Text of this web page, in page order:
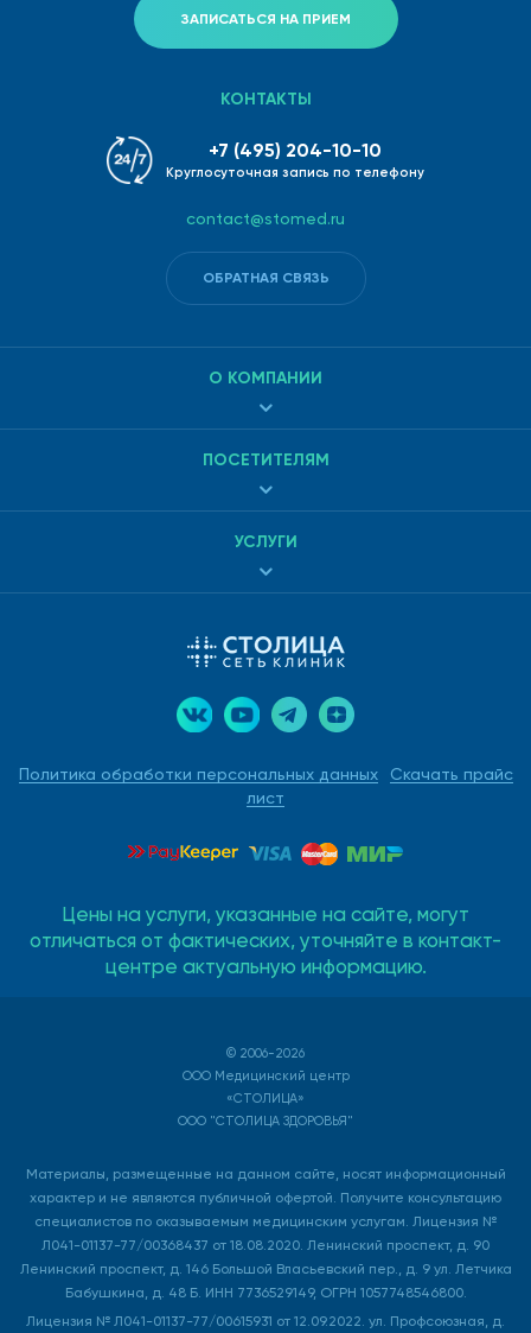
ЗАПИСАТЬСЯ НА ПРИЕМ
Политика обработки персональных данных
Скачать прайс
лист
О КОМПАНИИ
ПОСЕТИТЕЛЯМ
УСЛУГИ
КОНТАКТЫ
+7 (495) 204-10-10
Круглосуточная запись по телефону
contact@stomed.ru
ОБРАТНАЯ СВЯЗЬ
Цены на услуги, указанные на сайте, могут
отличаться от фактических, уточняйте в контакт-
центре актуальную информацию.
© 2006-2026
ООО Медицинский центр
«СТОЛИЦА»
ООО "СТОЛИЦА ЗДОРОВЬЯ"
Материалы, размещенные на данном сайте, носят информационный
характер и не являются публичной офертой. Получите консультацию
специалистов по оказываемым медицинским услугам. Лицензия №
Л041-01137-77/00368437 от 18.08.2020. Ленинский проспект, д. 90
Ленинский проспект, д. 146 Большой Власьевский пер., д. 9 ул. Летчика
Бабушкина, д. 48 Б. ИНН 7736529149, ОГРН 1057748546800.
Лицензия № Л041-01137-77/00615931 от 12.09.2022. ул. Профсоюзная, д.